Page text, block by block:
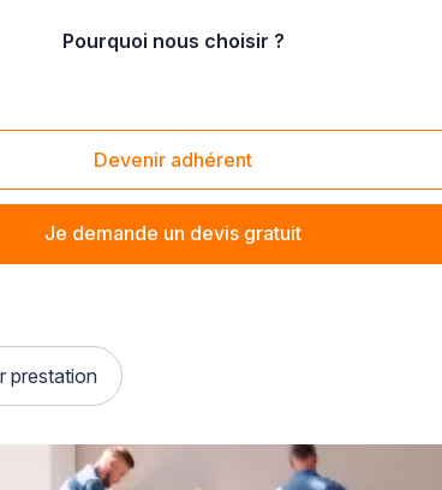
Pourquoi nous choisir ?
Devenir adhérent
Je demande un devis gratuit
prestation